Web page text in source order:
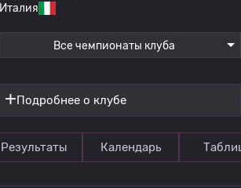
Италия
Все чемпионаты клуба
Подробнее о клубе
Результаты Календарь